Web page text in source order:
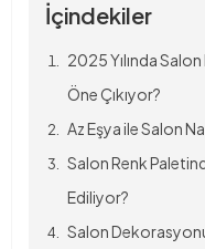
İçindekiler
2025 Yılında
Öne Çıkıyor?
Az Eşya ile Salon
Salon Renk
Ediliyor?
Salon